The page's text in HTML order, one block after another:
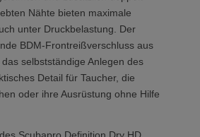
Nähte bieten maximale
unter Druckbelastung. Der
BDM-Frontreißverschluss aus
selbstständige Anlegen des
Detail für Taucher, die
oder ihre Ausrüstung ohne Hilfe